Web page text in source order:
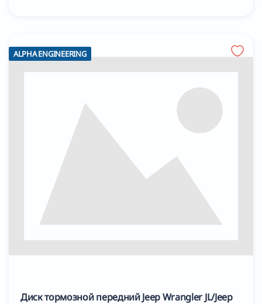
ALPHA ENGINEERING
Диск тормозной передний Jeep Wrangler JL/Jeep